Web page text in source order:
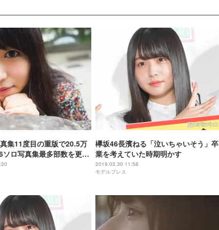
集11度目の重版で20.5万
ソロ写真集最多部数を更新
欅坂46長濱ねる「泣いちゃいそう」卒
業を考えていた時期明かす
2019.03.30 11:58
モデルプレス